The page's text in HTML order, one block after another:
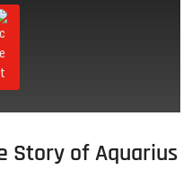
Story of Aquarius